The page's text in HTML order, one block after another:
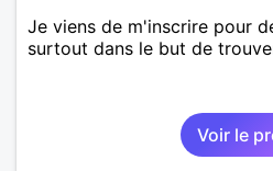
Je viens de m'inscrire pour
surtout dans le but de
Voir le